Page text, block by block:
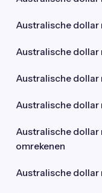
Australische dollar
Australische dollar
Australische dollar
Australische dollar
Australische dollar
omrekenen
Australische dollar